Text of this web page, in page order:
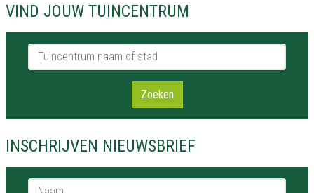
VIND JOUW TUINCENTRUM
Tuincentrum naam of stad
Zoeken
INSCHRIJVEN NIEUWSBRIEF
Naam *